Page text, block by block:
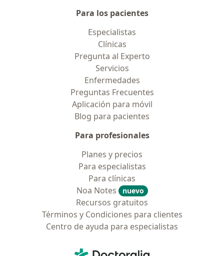
Para los pacientes
Especialistas
Clínicas
Pregunta al Experto
Servicios
Enfermedades
Preguntas Frecuentes
Aplicación para móvil
Blog para pacientes
Para profesionales
Planes y precios
Para especialistas
Para clínicas
Noa Notes
nuevo
Recursos gratuitos
Términos y Condiciones para clientes
Centro de ayuda para especialistas
Doctoralia - Página de inicio